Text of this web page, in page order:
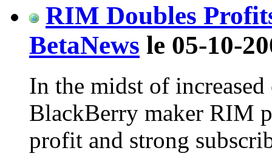
RIM Doubles
BetaNews le 05-10-
In the midst of
BlackBerry maker RIM
profit and strong